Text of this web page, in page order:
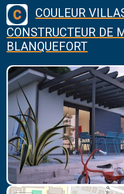
COULEUR
CONSTRUCTEUR DE
BLANQUEFORT